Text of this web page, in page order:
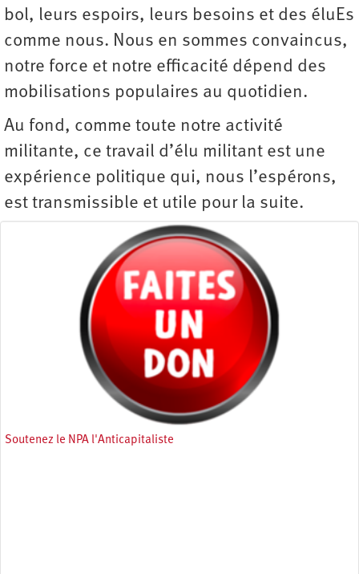
bol, leurs espoirs, leurs besoins et des éluEs
comme nous. Nous en sommes convaincus,
notre force et notre efficacité dépend des
mobilisations populaires au quotidien.
Au fond, comme toute notre activité
militante, ce travail d’élu militant est une
expérience politique qui, nous l’espérons,
est transmissible et utile pour la suite.
Soutenez le NPA l'Anticapitaliste